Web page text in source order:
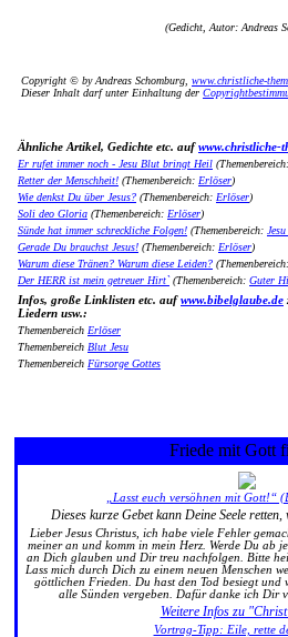
(Gedicht, Autor: Andreas
Copyright © by Andreas Schomburg, www.christliche-
Dieser Inhalt darf unter Einhaltung der
Ähnliche Artikel, Gedichte etc. aufwww.christliche-
Er rufet immer noch - Jesu Blut bringt Heil (Themenbereich:
Retter der Menschheit! (Themenbereich: Erlöser)
Wie denkst Du über Jesus? (Themenbereich: Erlöser)
Soli deo Gloria (Themenbereich: Erlöser)
Sünde hat immer schreckliche Folgen! (Themenbereich:
Gerade Du brauchst Jesus! (Themenbereich: Erlöser)
Warum diese Tränen? Warum diese Leiden? (Themenbereich:
Der HERR ist mein getreuer Hirt`(Themenbereich: Guter
Infos, große Linklisten etc. aufwww.bibelglaube.de
Liedern usw.:
Themenbereich Erlöser
Themenbereich Blut Jesu
Themenbereich Fürsorge Gottes
Friede mit Gott
„Lasst euch versöhnen mit Gott!“
Dieses kurze Gebet kann Deine Seele
Lieber Jesus Christus, ich habe viele Fehler
meiner an und komm in mein Herz. Werde Du ab
an Dich glauben und Dir treu nachfolgen. Bitte
Lass mich durch Dich zu einem neuen Menschen
göttlichen Frieden. Du hast den Tod besiegt
alle Sünden vergeben. Dafür danke ich Dir
Weitere Infos zu
Vortrag-Tipp: Eile, rette